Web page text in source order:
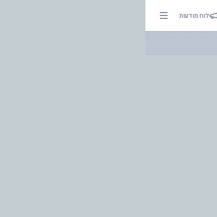
אור בהירות הדרך
לוח מודעות